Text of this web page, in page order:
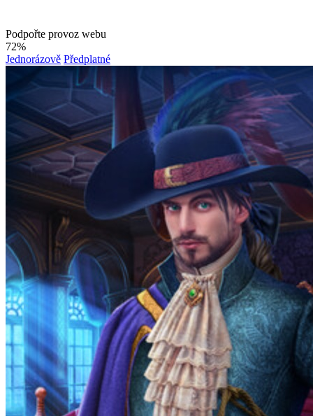
Podpořte provoz webu
72%
Jednorázově Předplatné